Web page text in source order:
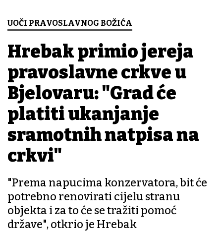
UOČI PRAVOSLAVNOG BOŽIĆA
Hrebak primio jereja
pravoslavne crkve u
Bjelovaru: "Grad će
platiti ukanjanje
sramotnih natpisa na
crkvi"
"Prema napucima konzervatora, bit će
potrebno renovirati cijelu stranu
objekta i za to će se tražiti pomoć
države", otkrio je Hrebak